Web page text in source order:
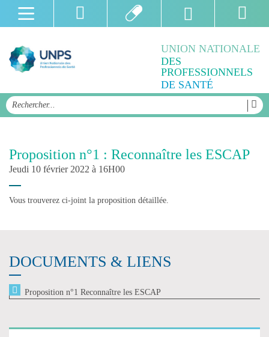
UNION NATIONALE
DES
PROFESSIONNELS
DE SANTÉ
Proposition n°1 : Reconnaître les ESCAP
Jeudi 10 février 2022 à 16H00
Vous trouverez ci-joint la proposition détaillée.
DOCUMENTS & LIENS
Proposition n°1 Reconnaître les ESCAP